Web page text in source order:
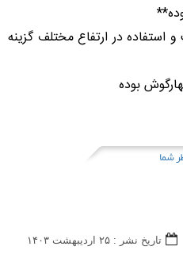
در ارتفاع مختلف گزینه
بوده
شما
تاریخ نشر : ۲۵ ارديبهشت ۱۴۰۳